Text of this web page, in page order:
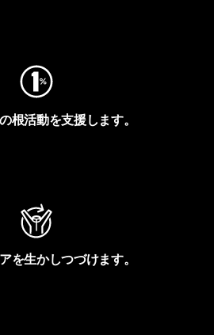
根活動を支援します。
を生かしつづけます。